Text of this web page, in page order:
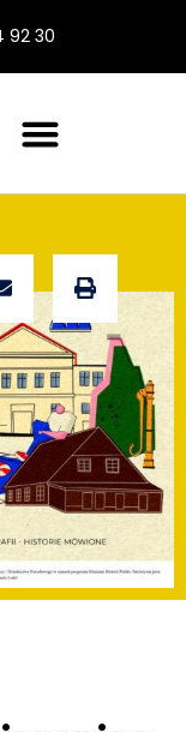
92 30